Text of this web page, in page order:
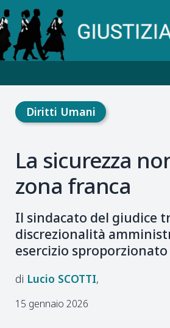
Diritti Umani
La sicurezza
zona franca
Il sindacato del giudice
discrezionalità
esercizio
Lucio SCOTTI
15 gennaio 2026